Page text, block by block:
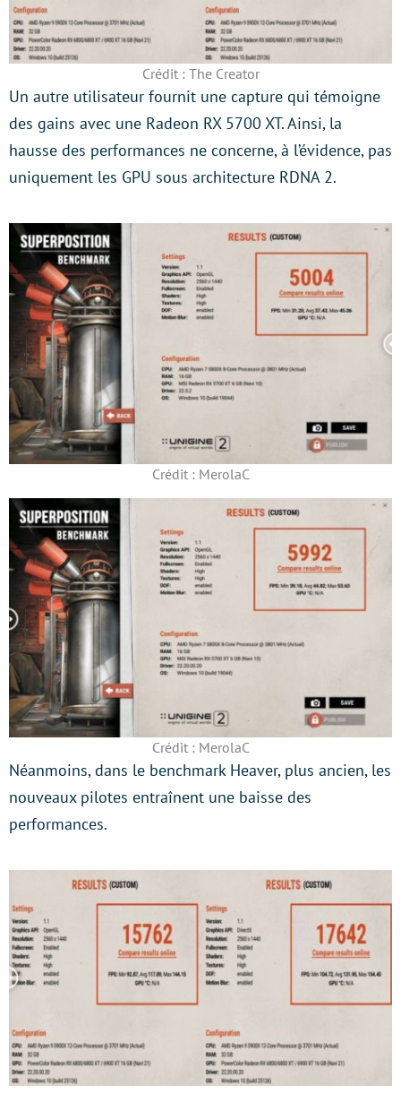
Crédit : The Creator
Un autre utilisateur fournit une capture qui témoigne
des gains avec une Radeon RX 5700 XT. Ainsi, la
hausse des performances ne concerne, à l’évidence, pas
uniquement les GPU sous architecture RDNA 2.
Crédit : MerolaC
Crédit : MerolaC
Néanmoins, dans le benchmark Heaver, plus ancien, les
nouveaux pilotes entraînent une baisse des
performances.